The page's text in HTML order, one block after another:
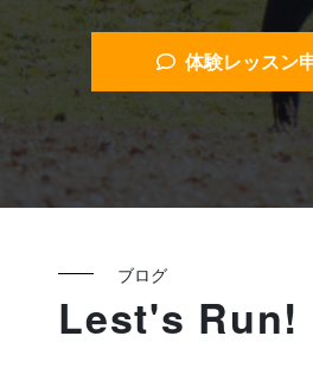
体験レッスン
ブログ
Lest's Run!